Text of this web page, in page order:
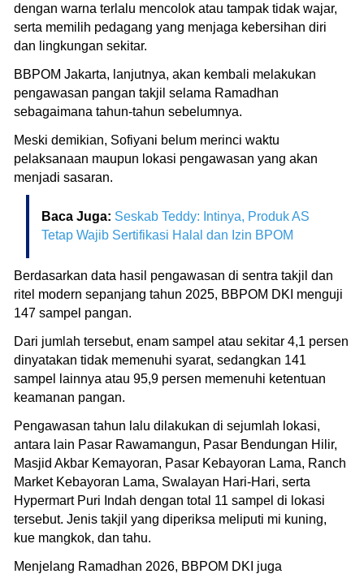
dengan warna terlalu mencolok atau tampak tidak wajar,
serta memilih pedagang yang menjaga kebersihan diri
dan lingkungan sekitar.
BBPOM Jakarta, lanjutnya, akan kembali melakukan
pengawasan pangan takjil selama Ramadhan
sebagaimana tahun-tahun sebelumnya.
Meski demikian, Sofiyani belum merinci waktu
pelaksanaan maupun lokasi pengawasan yang akan
menjadi sasaran.
Baca Juga: Seskab Teddy: Intinya, Produk AS
Tetap Wajib Sertifikasi Halal dan Izin BPOM
Berdasarkan data hasil pengawasan di sentra takjil dan
ritel modern sepanjang tahun 2025, BBPOM DKI menguji
147 sampel pangan.
Dari jumlah tersebut, enam sampel atau sekitar 4,1 persen
dinyatakan tidak memenuhi syarat, sedangkan 141
sampel lainnya atau 95,9 persen memenuhi ketentuan
keamanan pangan.
Pengawasan tahun lalu dilakukan di sejumlah lokasi,
antara lain Pasar Rawamangun, Pasar Bendungan Hilir,
Masjid Akbar Kemayoran, Pasar Kebayoran Lama, Ranch
Market Kebayoran Lama, Swalayan Hari-Hari, serta
Hypermart Puri Indah dengan total 11 sampel di lokasi
tersebut. Jenis takjil yang diperiksa meliputi mi kuning,
kue mangkok, dan tahu.
Menjelang Ramadhan 2026, BBPOM DKI juga